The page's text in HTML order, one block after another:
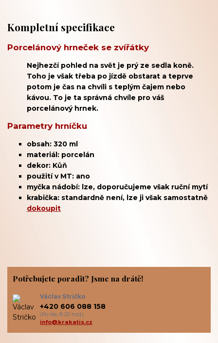
Kompletní specifikace
Porcelánový hrneček se zvířátky
Nejhezčí pohled na svět je prý ze sedla koně.
Toho je však třeba po jízdě obstarat a teprve
potom je čas na chvíli s teplým čajem nebo
kávou. To je ta správná chvíle pro váš
porcelánový hrnek.
Parametry hrníčku
obsah: 320 ml
materiál: porcelán
dekor: Kůň
použití v MT: ano
myčka nádobí: lze, doporučujeme však ruční mytí
krabička: standardně není, lze ji však samostatně
dokoupit
Potřebujete poradit? Jsme na drátě!
Václav Stričko
+420 606 088 158
(Po-Ne, 8-20 hod.)
info@krakatis.cz